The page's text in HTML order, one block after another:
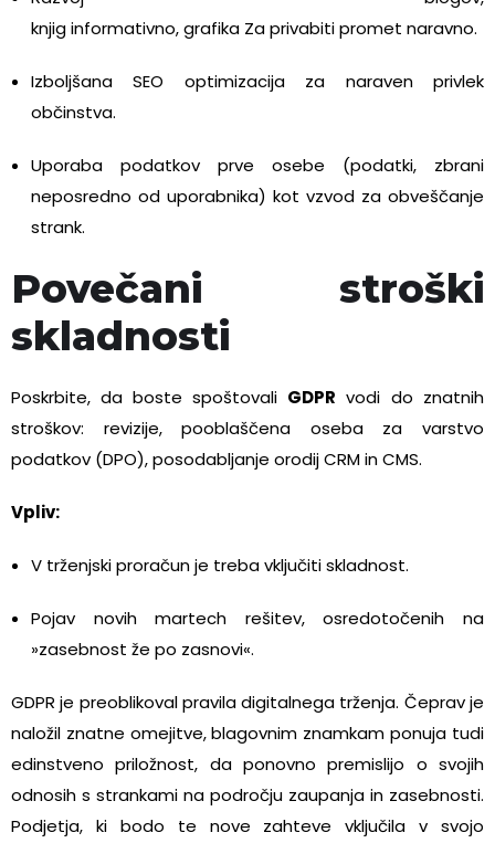
knjiginformativno,grafika Zaprivabitipromet naravno.
Izboljšana SEO optimizacija za naraven privlek
občinstva.
Uporaba podatkov prve osebe (podatki, zbrani
neposredno od uporabnika) kot vzvod za obveščanje
strank.
Povečani stroški
skladnosti
Poskrbite, da boste spoštovali GDPR vodi do znatnih
stroškov: revizije, pooblaščena oseba za varstvo
podatkov (DPO), posodabljanje orodij CRM in CMS.
Vpliv:
V trženjski proračun je treba vključiti skladnost.
Pojav novih martech rešitev, osredotočenih na
»zasebnost že po zasnovi«.
GDPR je preoblikoval pravila digitalnega trženja. Čeprav je
naložil znatne omejitve, blagovnim znamkam ponuja tudi
edinstveno priložnost, da ponovno premislijo o svojih
odnosih s strankami na področju zaupanja in zasebnosti.
Podjetja, ki bodo te nove zahteve vključila v svojo